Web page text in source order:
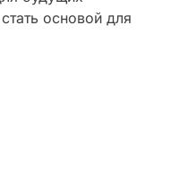
основой для